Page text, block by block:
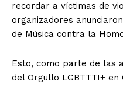
recordar a víctimas de
organizadores
de Música contra la
Esto, como parte de las
del Orgullo LGBTTTI+ en